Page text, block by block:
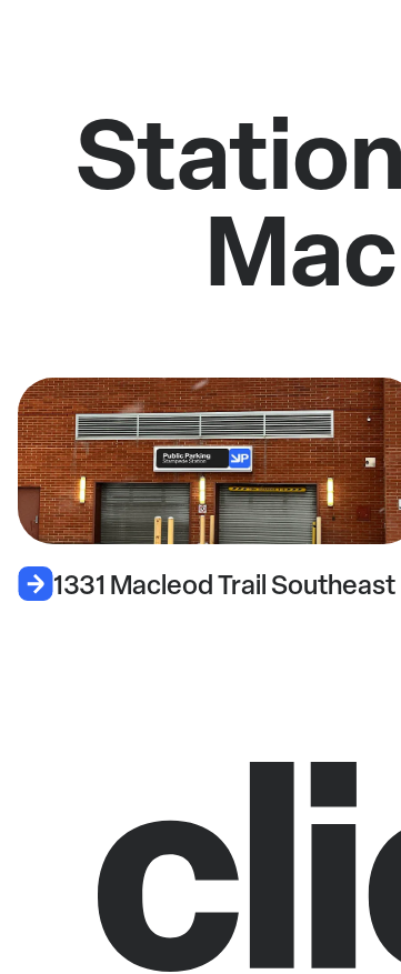
1331 Macleod Trail Southeast